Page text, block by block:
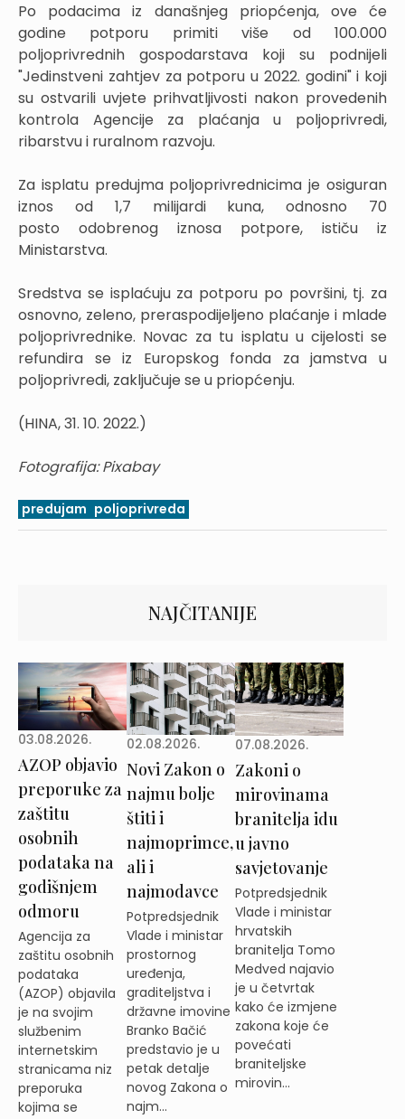
Po podacima iz današnjeg priopćenja, ove će
godine potporu primiti više od 100.000
poljoprivrednih gospodarstava koji su podnijeli
"Jedinstveni zahtjev za potporu u 2022. godini" i koji
su ostvarili uvjete prihvatljivosti nakon provedenih
kontrola Agencije za plaćanja u poljoprivredi,
ribarstvu i ruralnom razvoju.
Za isplatu predujma poljoprivrednicima je osiguran
iznos od 1,7 milijardi kuna, odnosno 70
posto odobrenog iznosa potpore, ističu iz
Ministarstva.
Sredstva se isplaćuju za potporu po površini, tj. za
osnovno, zeleno, preraspodijeljeno plaćanje i mlade
poljoprivrednike. Novac za tu isplatu u cijelosti se
refundira se iz Europskog fonda za jamstva u
poljoprivredi, zaključuje se u priopćenju.
(HINA, 31. 10. 2022.)
Fotografija: Pixabay
predujam poljoprivreda
NAJČITANIJE
03.08.2026.
AZOP objavio
preporuke za
zaštitu
osobnih
podataka na
godišnjem
odmoru
Agencija za
zaštitu osobnih
podataka
(AZOP) objavila
je na svojim
službenim
internetskim
stranicama niz
preporuka
kojima se
02.08.2026.
Novi Zakon o
najmu bolje
štiti i
najmoprimce,
ali i
najmodavce
Potpredsjednik
Vlade i ministar
prostornog
uređenja,
graditeljstva i
državne imovine
Branko Bačić
predstavio je u
petak detalje
novog Zakona o
najm...
07.08.2026.
Zakoni o
mirovinama
branitelja idu
u javno
savjetovanje
Potpredsjednik
Vlade i ministar
hrvatskih
branitelja Tomo
Medved najavio
je u četvrtak
kako će izmjene
zakona koje će
povećati
braniteljske
mirovin...